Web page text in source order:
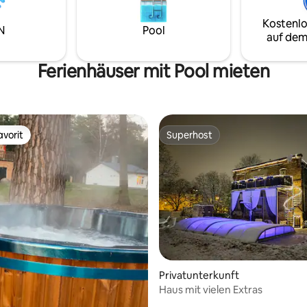
und Handtücher bitte
Zum Mietpreis kommt der
dazu. Holz auf
einer Gruppe die Tage
möchte ist hier richtig.
Pool
auf
Ferienhäuser mit Pool mieten
Superhost
Superhost
Privatunterkunft
Haus mit vielen Extras